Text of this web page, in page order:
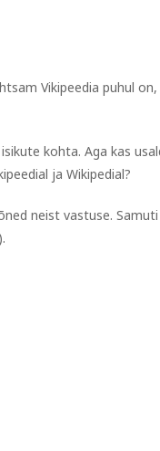
Vikipeedia puhul
kohta. Aga kas
ja Wikipedial?
neist vastuse.